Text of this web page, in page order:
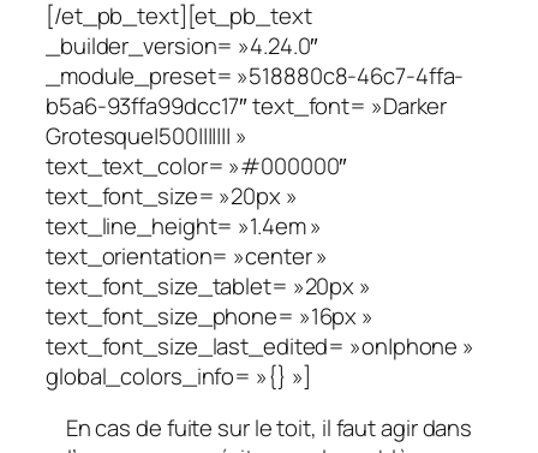
[/et_pb_text][et_pb_text
_builder_version= »4.24.0″
_module_preset= »518880c8-46c7-4ffa-
b5a6-93ffa99dcc17″ text_font= »Darker
Grotesque|500||||||| »
text_text_color= »#000000″
text_font_size= »20px »
text_line_height= »1.4em »
text_orientation= »center »
text_font_size_tablet= »20px »
text_font_size_phone= »16px »
text_font_size_last_edited= »on|phone »
global_colors_info= »{} »]
En cas de fuite sur le toit, il faut agir dans